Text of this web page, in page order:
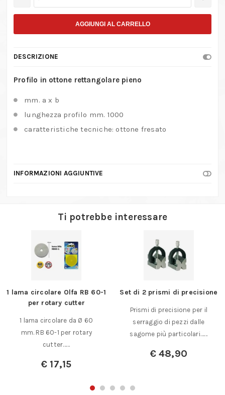
Rettangolare
quantità
AGGIUNGI AL CARRELLO
DESCRIZIONE
Profilo in ottone rettangolare pieno
mm. a x b
lunghezza profilo mm. 1000
caratteristiche tecniche: ottone fresato
INFORMAZIONI AGGIUNTIVE
Ti potrebbe interessare
1 lama circolare Olfa RB 60-1
per rotary cutter
1 lama circolare da Ø 60
mm. RB 60-1 per rotary
cutter……
€ 17,15
Set di 2 prismi di precisione
Prismi di precisione per il
serraggio di pezzi dalle
sagome più particolari……
€48,90